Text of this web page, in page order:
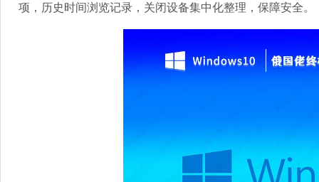
项，历史时间浏览记录，关闭设备集中化整理，保障安全。